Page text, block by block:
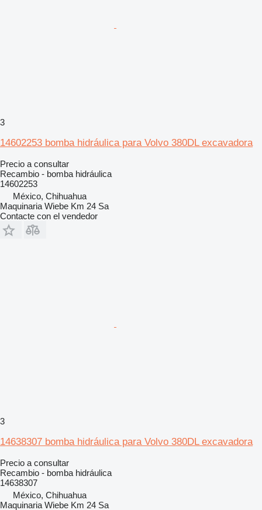
3
14602253 bomba hidráulica para Volvo 380DL excavadora
Precio a consultar
Recambio - bomba hidráulica
14602253
México, Chihuahua
Maquinaria Wiebe Km 24 Sa
Contacte con el vendedor
3
14638307 bomba hidráulica para Volvo 380DL excavadora
Precio a consultar
Recambio - bomba hidráulica
14638307
México, Chihuahua
Maquinaria Wiebe Km 24 Sa